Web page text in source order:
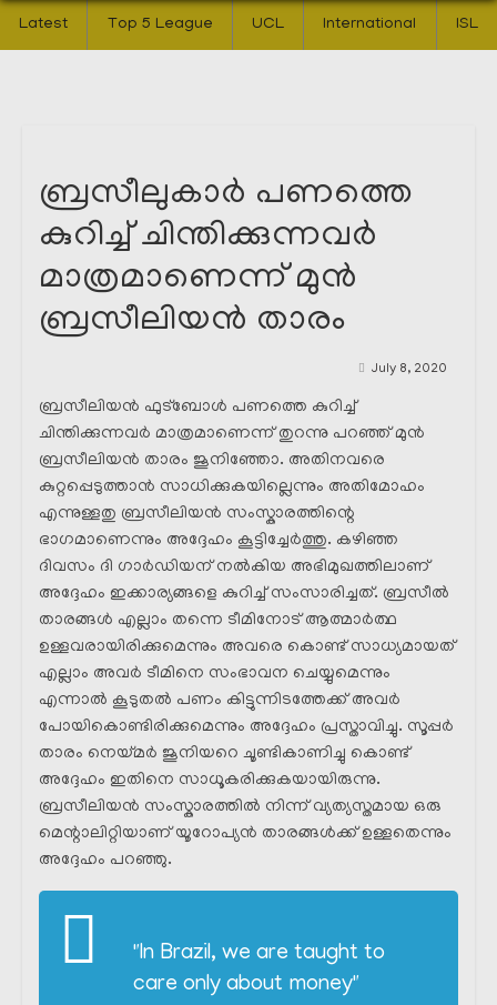
Latest Top 5 League UCL International ISL
ബ്രസീലുകാർ പണത്തെ
കുറിച്ച് ചിന്തിക്കുന്നവർ
മാത്രമാണെന്ന് മുൻ
ബ്രസീലിയൻ താരം
July 8, 2020
ബ്രസീലിയൻ ഫുട്ബോൾ പണത്തെ കുറിച്ച്
ചിന്തിക്കുന്നവർ മാത്രമാണെന്ന് തുറന്നു പറഞ്ഞ് മുൻ
ബ്രസീലിയൻ താരം ജൂനിഞ്ഞോ. അതിനവരെ
കുറ്റപ്പെടുത്താൻ സാധിക്കുകയില്ലെന്നും അതിമോഹം
എന്നുള്ളതു ബ്രസീലിയൻ സംസ്കാരത്തിന്റെ
ഭാഗമാണെന്നും അദ്ദേഹം കൂട്ടിച്ചേർത്തു. കഴിഞ്ഞ
ദിവസം ദി ഗാർഡിയന് നൽകിയ അഭിമുഖത്തിലാണ്
അദ്ദേഹം ഇക്കാര്യങ്ങളെ കുറിച്ച് സംസാരിച്ചത്. ബ്രസീൽ
താരങ്ങൾ എല്ലാം തന്നെ ടീമിനോട് ആത്മാർത്ഥ
ഉള്ളവരായിരിക്കുമെന്നും അവരെ കൊണ്ട് സാധ്യമായത്
എല്ലാം അവർ ടീമിനെ സംഭാവന ചെയ്യുമെന്നും
എന്നാൽ കൂടുതൽ പണം കിട്ടുന്നിടത്തേക്ക് അവർ
പോയികൊണ്ടിരിക്കുമെന്നും അദ്ദേഹം പ്രസ്താവിച്ചു. സൂപ്പർ
താരം നെയ്മർ ജൂനിയറെ ചൂണ്ടികാണിച്ചു കൊണ്ട്
അദ്ദേഹം ഇതിനെ സാധൂകരിക്കുകയായിരുന്നു.
ബ്രസീലിയൻ സംസ്കാരത്തിൽ നിന്ന് വ്യത്യസ്തമായ ഒരു
മെന്റാലിറ്റിയാണ് യൂറോപ്യൻ താരങ്ങൾക്ക് ഉള്ളതെന്നും
അദ്ദേഹം പറഞ്ഞു.
"In Brazil, we are taught to
care only about money"